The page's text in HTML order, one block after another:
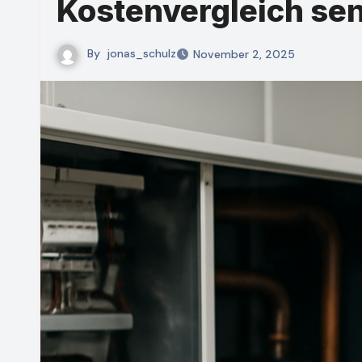
Kostenvergleich
By jonas_schulz November 2, 2025